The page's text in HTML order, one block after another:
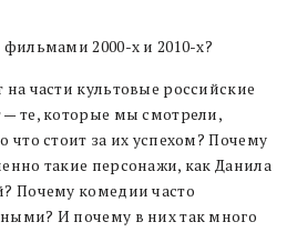
2000-х и 2010-х?
части культовые российские
те, которые мы смотрели,
стоит за их успехом? Почему
такие персонажи, как Данила
Почему комедии часто
И почему в них так много